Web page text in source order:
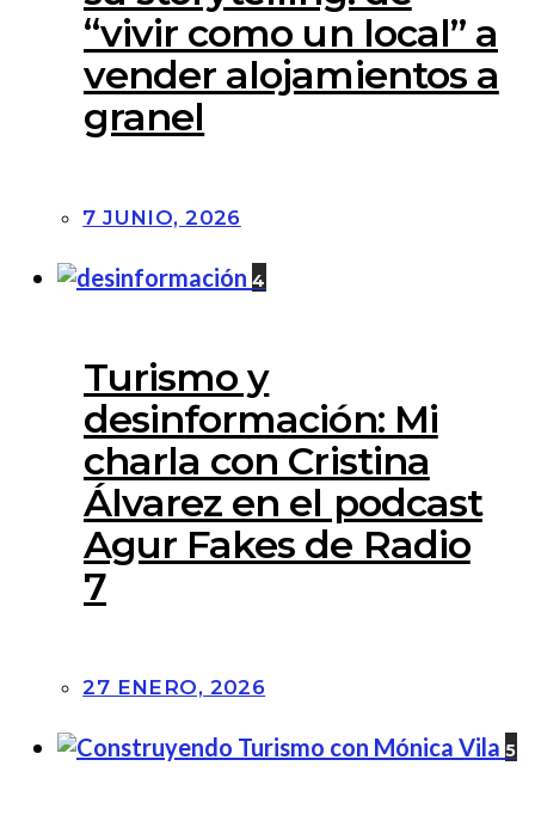
“vivir como un local” a
vender alojamientos a
granel
7 JUNIO, 2026
4
Turismo y
desinformación: Mi
charla con Cristina
Álvarez en el podcast
Agur Fakes de Radio
7
27 ENERO, 2026
5